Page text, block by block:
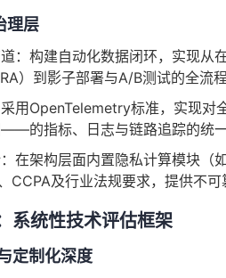
理层
：构建自动化数据闭环，实现从
）到影子部署与A/B测试的全流程
用OpenTelemetry标准，实现
的指标、日志与链路追踪的统一
在架构层面内置隐私计算模块（
CCPA及行业法规要求，提供不可
系统性技术评估框架
定制化深度